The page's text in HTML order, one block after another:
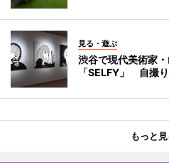
見る・遊ぶ
渋谷で現代美術家
「SELFY」 自撮
もっと